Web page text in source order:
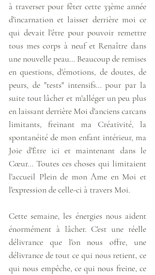
à traverser pour fêter cette 33ème année
d'incarnation et laisser derrière moi ce
qui devait l'être pour pouvoir remettre
tous mes corps à neuf et Renaître dans
une nouvelle peau… Beaucoup de remises
en questions, d'émotions, de doutes, de
peurs, de "tests" intensifs… pour par la
suite tout lâcher et m'alléger un peu plus
en laissant derrière Moi d'anciens carcans
limitants, freinant ma Créativité, la
spontanéité de mon enfant intérieur, ma
Joie d'Être ici et maintenant dans le
Cœur… Toutes ces choses qui limitaient
l'accueil Plein de mon Âme en Moi et
l'expression de celle-ci à travers Moi.
Cette semaine, les énergies nous aident
énormément à lâcher. C'est une réelle
délivrance que l'on nous offre, une
délivrance de tout ce qui nous retient, ce
qui nous empêche, ce qui nous freine, ce